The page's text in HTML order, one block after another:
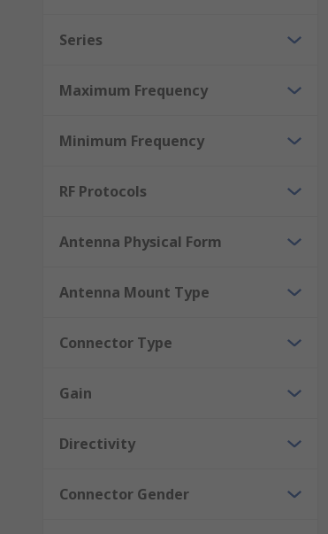
Series
Maximum Frequency
Minimum Frequency
RF Protocols
Antenna Physical Form
Antenna Mount Type
Connector Type
Gain
Directivity
Connector Gender